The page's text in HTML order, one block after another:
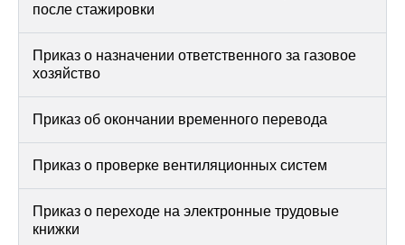
после стажировки
Приказ о назначении ответственного за газовое
хозяйство
Приказ об окончании временного перевода
Приказ о проверке вентиляционных систем
Приказ о переходе на электронные трудовые
книжки